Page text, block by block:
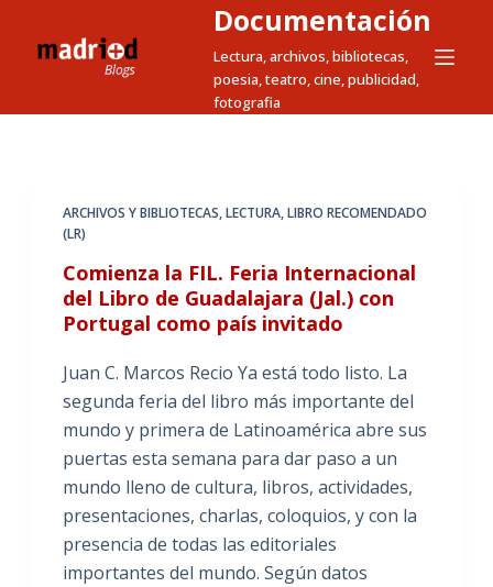
t
Documentación
Lectura, archivos, bibliotecas,
poesia, teatro, cine, publicidad,
fotografia
ARCHIVOS Y BIBLIOTECAS,LECTURA,LIBRO RECOMENDADO
(LR)
Comienza la FIL. Feria Internacional
del Libro de Guadalajara (Jal.) con
Portugal como país invitado
Juan C. Marcos Recio Ya está todo listo. La
segunda feria del libro más importante del
mundo y primera de Latinoamérica abre sus
puertas esta semana para dar paso a un
mundo lleno de cultura, libros, actividades,
presentaciones, charlas, coloquios, y con la
presencia de todas las editoriales
importantes del mundo. Según datos